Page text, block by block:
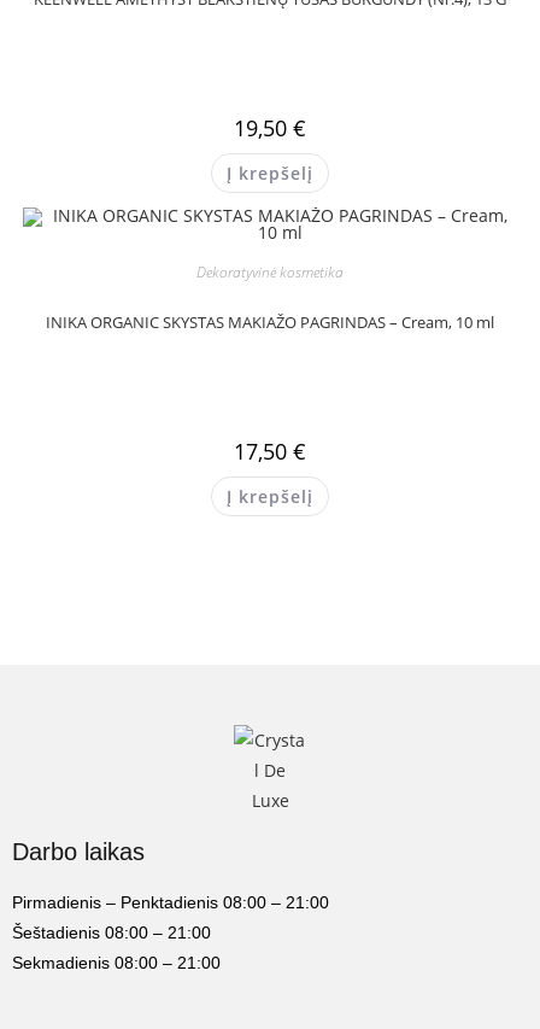
19,50 €
Į krepšelį
Dekoratyvinė kosmetika
INIKA ORGANIC SKYSTAS MAKIAŽO PAGRINDAS – Cream, 10 ml
17,50 €
Į krepšelį
Darbo laikas
Pirmadienis – Penktadienis 08:00 – 21:00
Šeštadienis 08:00 – 21:00
Sekmadienis 08:00 – 21:00